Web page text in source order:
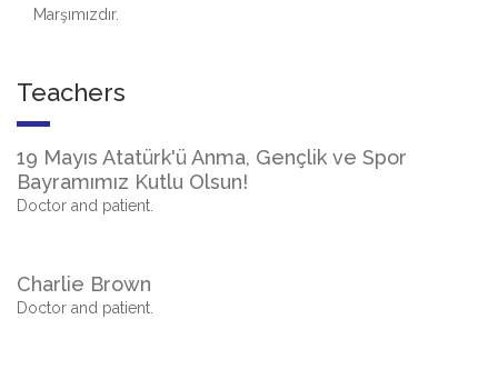
Marşımızdır.
Teachers
19 Mayıs Atatürk'ü Anma, Gençlik ve Spor
Bayramımız Kutlu Olsun!
Doctor and patient.
Charlie Brown
Doctor and patient.